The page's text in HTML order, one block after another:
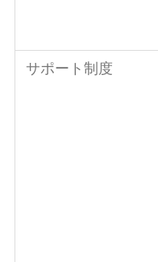
サポート制度